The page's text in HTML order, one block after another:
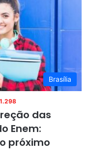
Brasília
1.298
das
Enem:
próximo